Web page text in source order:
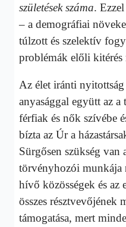
születések száma.
– a demográfiai
túlzott és szelektív
problémák előli kitérés
Az élet iránti nyitottság
anyasággal együtt az a
férfiak és nők szívébe
bízta az Úr a
Sürgősen szükség van
törvényhozói munkája
hívő közösségek és az
összes résztvevőjének
támogatása, mert